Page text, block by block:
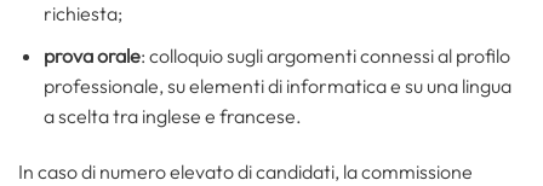
richiesta;
prova orale: colloquio sugli argomenti connessi al profilo
professionale, su elementi di informatica e su una lingua
a scelta tra inglese e francese.
In caso di numero elevato di candidati, la commissione